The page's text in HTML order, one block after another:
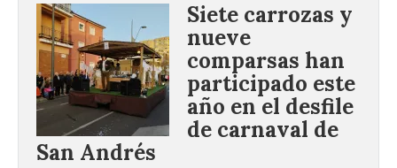
Siete carrozas y
nueve
comparsas han
participado este
año en el desfile
de carnaval de
San Andrés